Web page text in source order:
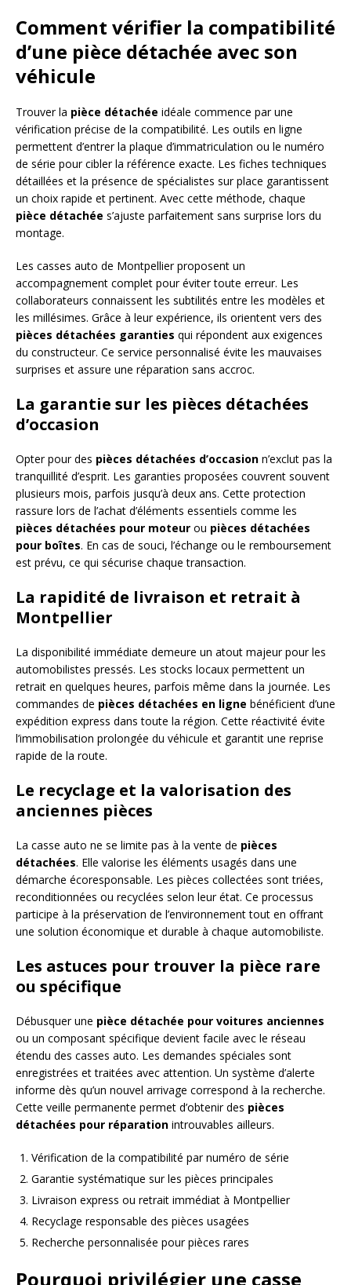
Comment vérifier la compatibilité
d’une pièce détachée avec son
véhicule
Trouver la pièce détachée idéale commence par une
vérification précise de la compatibilité. Les outils en ligne
permettent d’entrer la plaque d’immatriculation ou le numéro
de série pour cibler la référence exacte. Les fiches techniques
détaillées et la présence de spécialistes sur place garantissent
un choix rapide et pertinent. Avec cette méthode, chaque
pièce détachée s’ajuste parfaitement sans surprise lors du
montage.
Les casses auto de Montpellier proposent un
accompagnement complet pour éviter toute erreur. Les
collaborateurs connaissent les subtilités entre les modèles et
les millésimes. Grâce à leur expérience, ils orientent vers des
pièces détachées garanties qui répondent aux exigences
du constructeur. Ce service personnalisé évite les mauvaises
surprises et assure une réparation sans accroc.
La garantie sur les pièces détachées
d’occasion
Opter pour des pièces détachées d’occasion n’exclut pas la
tranquillité d’esprit. Les garanties proposées couvrent souvent
plusieurs mois, parfois jusqu’à deux ans. Cette protection
rassure lors de l’achat d’éléments essentiels comme les
pièces détachées pour moteur ou pièces détachées
pour boîtes. En cas de souci, l’échange ou le remboursement
est prévu, ce qui sécurise chaque transaction.
La rapidité de livraison et retrait à
Montpellier
La disponibilité immédiate demeure un atout majeur pour les
automobilistes pressés. Les stocks locaux permettent un
retrait en quelques heures, parfois même dans la journée. Les
commandes de pièces détachées en ligne bénéficient d’une
expédition express dans toute la région. Cette réactivité évite
l’immobilisation prolongée du véhicule et garantit une reprise
rapide de la route.
Le recyclage et la valorisation des
anciennes pièces
La casse auto ne se limite pas à la vente de pièces
détachées. Elle valorise les éléments usagés dans une
démarche écoresponsable. Les pièces collectées sont triées,
reconditionnées ou recyclées selon leur état. Ce processus
participe à la préservation de l’environnement tout en offrant
une solution économique et durable à chaque automobiliste.
Les astuces pour trouver la pièce rare
ou spécifique
Débusquer une pièce détachée pour voitures anciennes
ou un composant spécifique devient facile avec le réseau
étendu des casses auto. Les demandes spéciales sont
enregistrées et traitées avec attention. Un système d’alerte
informe dès qu’un nouvel arrivage correspond à la recherche.
Cette veille permanente permet d’obtenir des pièces
détachées pour réparation introuvables ailleurs.
Vérification de la compatibilité par numéro de série
Garantie systématique sur les pièces principales
Livraison express ou retrait immédiat à Montpellier
Recyclage responsable des pièces usagées
Recherche personnalisée pour pièces rares
Pourquoi privilégier une casse